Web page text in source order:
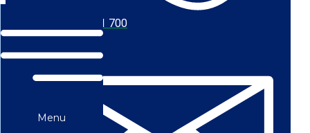
Menu
+45 56 711 700